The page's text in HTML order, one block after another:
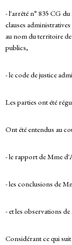
- l'arrêté n° 835 CG
clauses
au nom du territoire de
publics,
- le code de justice
Les parties ont été
Ont été entendus au
- le rapport de Mme
- les conclusions de
- et les observations
Considérant ce qui suit